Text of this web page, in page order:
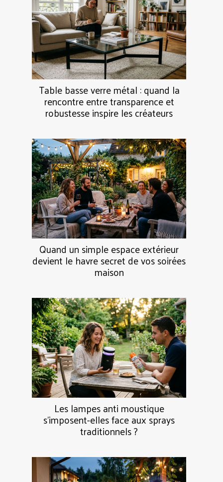
Table basse verre métal : quand la
rencontre entre transparence et
robustesse inspire les créateurs
Quand un simple espace extérieur
devient le havre secret de vos soirées
maison
Les lampes anti moustique
s’imposent-elles face aux sprays
traditionnels ?